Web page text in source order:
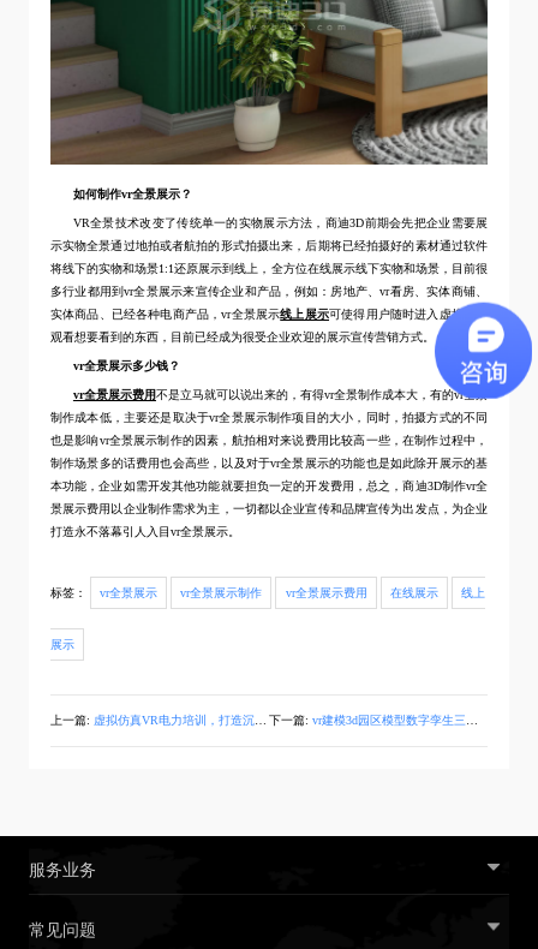
如何制作vr全景展示？
VR全景技术改变了传统单一的实物展示方法，商迪3D前期会先把企业需要展
示实物全景通过地拍或者航拍的形式拍摄出来，后期将已经拍摄好的素材通过软件
将线下的实物和场景1:1还原展示到线上，全方位在线展示线下实物和场景，目前很
多行业都用到vr全景展示来宣传企业和产品，例如：房地产、vr看房、实体商铺、
实体商品、已经各种电商产品，vr全景展示线上展示可使得用户随时进入虚拟场景
观看想要看到的东西，目前已经成为很受企业欢迎的展示宣传营销方式。
vr全景展示多少钱？
vr全景展示费用不是立马就可以说出来的，有得vr全景制作成本大，有的vr全景
制作成本低，主要还是取决于vr全景展示制作项目的大小，同时，拍摄方式的不同
也是影响vr全景展示制作的因素，航拍相对来说费用比较高一些，在制作过程中，
制作场景多的话费用也会高些，以及对于vr全景展示的功能也是如此除开展示的基
本功能，企业如需开发其他功能就要担负一定的开发费用，总之，商迪3D制作vr全
景展示费用以企业制作需求为主，一切都以企业宣传和品牌宣传为出发点，为企业
打造永不落幕引人入目vr全景展示。
标签： vr全景展示 vr全景展示制作 vr全景展示费用 在线展示 线上
展示
上一篇: 虚拟仿真VR电力培训，打造沉浸式安全培训 下一篇: vr建模3d园区模型数字孪生三维物联网系统
服务业务
常见问题